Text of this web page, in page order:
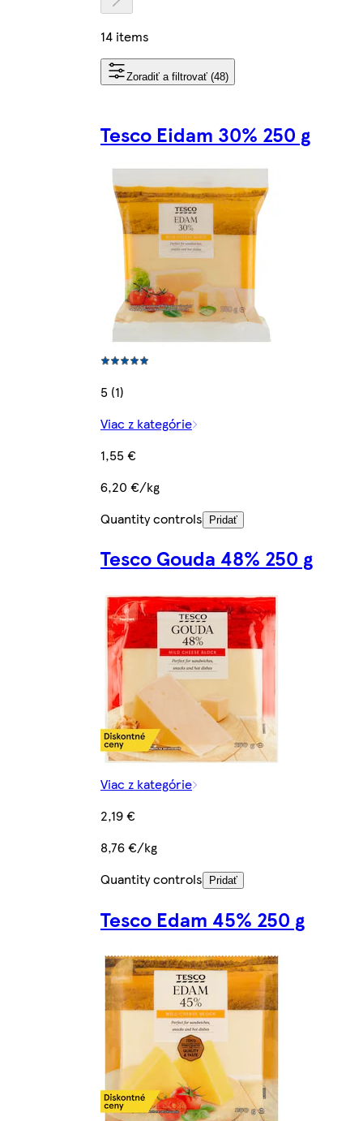
14 items
Zoradiť a filtrovať (48)
Tesco Eidam 30% 250 g
5 (1)
Viac z kategórie
1,55 €
6,20 €/kg
Quantity controls
Pridať
Tesco Gouda 48% 250 g
Viac z kategórie
2,19 €
8,76 €/kg
Quantity controls
Pridať
Tesco Edam 45% 250 g